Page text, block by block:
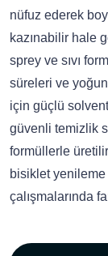
nüfuz ederek
kazınabilir hale
sprey ve sıvı
süreleri ve
için güçlü
güvenli temizlik
formüllerle
bisiklet
çalışmalarında